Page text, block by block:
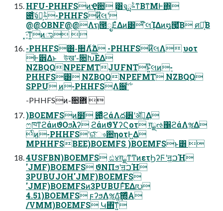
HFU-PHHFSͷҾ਺ ࣮͸จࣈྻͳΒͳΜͰ΋͍͍
౉ͨ͠จࣈྻ͕-PHHFSͷ໊લʹ
@@OBNF@@Λຖ౓ೖΕͯΔͷ͸ ໊લܾΊΔͷ໘౗͍͔͘͞Β ศར͔ͩΒ
͓·͡ͳ͍ͷಾ 
-PHHFS͸֊૚Λ࣋ͯΔ -PHHFSͷ໊લΛ υοτ
Ͱ۠੾Δͱ উखʹ֊૚Խ͞ΕΔ
NZBQQNPEFMTJUFNTͱ͍͏໊લͷ-
PHHFS͸ NZBQQNPEFMT NZBQQ
-PHHFSͷ֊૚ؔ܎ 
)BOEMFSͷ໾ׂ ౉͖ͬͯͨϩάΛద੾ʹॲཧ͢Δ
ෆཁͳϩάͷϑΟϧλʔ ϩάͷϑΥʔϚοτ ग़ྗઌ΁ϩάΛૹΔ
ͭͷ-PHHFSʹରͯ͠ෳ਺ηοτͰ͖Δ
MPHHFSBEE)BOEMFS )BOEMFSͱ͸ 
4USFBN)BOEMFS ඪ४ग़ྗͳͲͷετϦʔϜʹॻ͖ࠐΉ
'JMF)BOEMFS ϑΝΠϧʹॻ͖ࠐΉ
3PUBUJOH'JMF)BOEMFS
'JMF)BOEMFSͷ3PUBUFͯ͘͠ΕΔ൛
4.51)BOEMFS ϝʔϧΛૹΔ͍͢͝΍ͭͩΑ
/VMM)BOEMFS Կ΋͠ͳ͍